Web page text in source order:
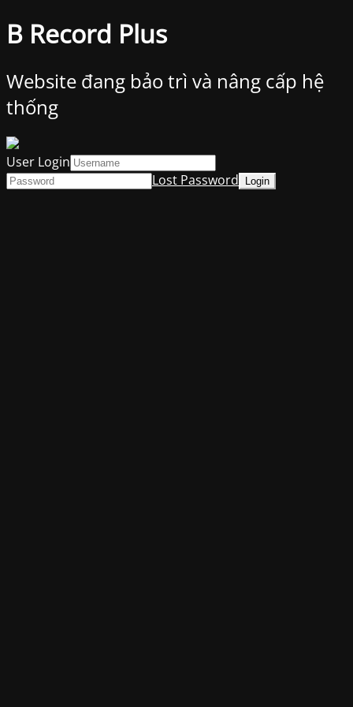
B Record Plus
Website đang bảo trì và nâng cấp hệ
thống
User Login
Lost Password